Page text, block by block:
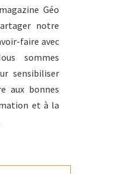
Géo
notre
faire avec
sommes
sensibiliser
aux bonnes
et à la